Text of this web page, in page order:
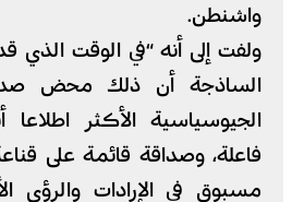
واشنطن.
ولفت إلى أنه “في الوقت
الساذجة أن ذلك محض
الجيوسياسية الأكثر اطلاعا
فاعلة، وصداقة قائمة على
مسبوق في الإرادات والرؤى